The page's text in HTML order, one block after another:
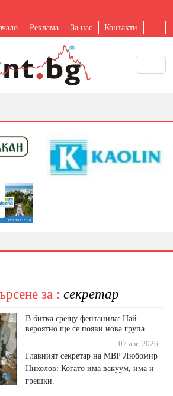
Реклама За нас Контакти
за : секретар
В битка срещу фентанила: Най-
вероятно ще се появи нова група
07 авг, 2026
Главният секретар на МВР Любомир
Николов: Когато има вакуум, има и
грешки.